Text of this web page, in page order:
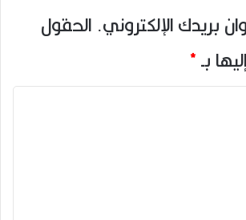
بريدك الإلكتروني. الحقول
بـ*